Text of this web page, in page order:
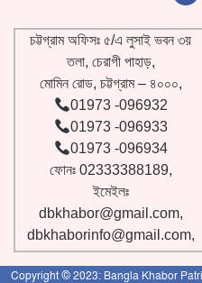
চট্টগ্রাম অফিসঃ ৫/এ লুসাই ভবন ৩য়
তলা, চেরাগী পাহাড়,
মোমিন রোড, চট্টগ্রাম – ৪০০০,
01973 -096932
01973 -096933
01973 -096934
ফোনঃ 02333388189,
ইমেইলঃ
dbkhabor@gmail.com,
dbkhaborinfo@gmail.com,
Copyright © 2023: Bangla Khabor